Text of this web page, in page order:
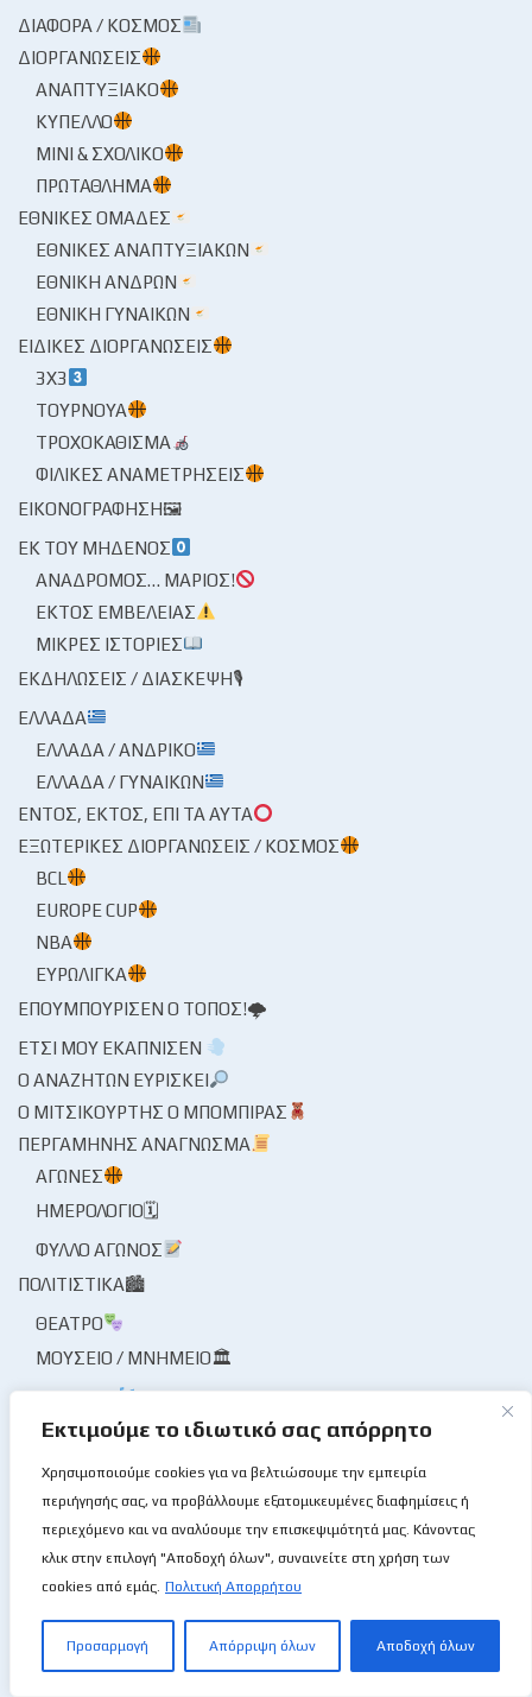
Εκτιμούμε το ιδιωτικό σας απόρρητο
Χρησιμοποιούμε cookies για να βελτιώσουμε την εμπειρία
περιήγησής σας, να προβάλλουμε εξατομικευμένες διαφημίσεις ή
περιεχόμενο και να αναλύουμε την επισκεψιμότητά μας. Κάνοντας
κλικ στην επιλογή "Αποδοχή όλων", συναινείτε στη χρήση των
cookies από εμάς. Πολιτική Απορρήτου
Προσαρμογή Απόρριψη όλων Αποδοχή όλων
ΔΙΆΦΟΡΑ / ΚΌΣΜΟΣ
ΔΙΟΡΓΑΝΏΣΕΙΣ
ΑΝΑΠΤΥΞΙΑΚΌ
ΚΎΠΕΛΛΟ
ΜΊΝΙ & ΣΧΟΛΙΚΌ
ΠΡΩΤΆΘΛΗΜΑ
ΕΘΝΙΚΈΣ ΟΜΆΔΕΣ
ΕΘΝΙΚΈΣ ΑΝΑΠΤΥΞΙΑΚΏΝ
ΕΘΝΙΚΉ ΑΝΔΡΏΝ
ΕΘΝΙΚΉ ΓΥΝΑΙΚΏΝ
ΕΙΔΙΚΈΣ ΔΙΟΡΓΑΝΏΣΕΙΣ
3X3
ΤΟΥΡΝΟΥΆ
ΤΡΟΧΟΚΆΘΙΣΜΑ
ΦΙΛΙΚΈΣ ΑΝΑΜΕΤΡΉΣΕΙΣ
ΕΙΚΟΝΟΓΡΆΦΗΣΗ🖼
ΕΚ ΤΟΥ ΜΗΔΕΝΌΣ
ΑΝΆΔΡΟΜΟΣ… ΜΆΡΙΟΣ!
ΕΚΤΌΣ ΕΜΒΈΛΕΙΑΣ
ΜΙΚΡΈΣ ΙΣΤΟΡΊΕΣ
ΕΚΔΗΛΏΣΕΙΣ / ΔΙΆΣΚΕΨΗ🎙
ΕΛΛΆΔΑ
ΕΛΛΆΔΑ / ΑΝΔΡΙΚΌ
ΕΛΛΆΔΑ / ΓΥΝΑΙΚΏΝ
ΕΝΤΌΣ, ΕΚΤΌΣ, ΕΠΊ ΤΑ ΑΥΤΆ
ΕΞΩΤΕΡΙΚΈΣ ΔΙΟΡΓΑΝΏΣΕΙΣ / ΚΌΣΜΟΣ
BCL
EUROPE CUP
NBA
ΕΥΡΩΛΊΓΚΑ
ΕΠΟΥΜΠΟΎΡΙΣΕΝ Ο ΤΌΠΟΣ!🌩
ΈΤΣΙ ΜΟΥ ΕΚΆΠΝΙΣΕΝ
Ο ΑΝΑΖΗΤΏΝ ΕΥΡΊΣΚΕΙ
Ο ΜΙΤΣΙΚΟΥΡΤΉΣ Ο ΜΠΌΜΠΙΡΑΣ
ΠΕΡΓΑΜΗΝΉΣ ΑΝΆΓΝΩΣΜΑ
ΑΓΏΝΕΣ
ΗΜΕΡΟΛΌΓΙΟ🗓
ΦΎΛΛΟ ΑΓΏΝΟΣ
ΠΟΛΙΤΙΣΤΙΚΆ🏙
ΘΈΑΤΡΟ
ΜΟΥΣΕΊΟ / ΜΝΗΜΕΊΟ🏛
ΜΟΥΣΙΚΉ
ΠΡΌΣΩΠΑ / ΣΥΝΕΝΤΕΎΞΕΙΣ🎙
ΠΡΌΣΩΠΑ
ΣΥΝΈΝΤΕΥΞΗ🎙
ΤΟ ΜΠΆΣΚΕΤ ΜΟΥ ΤΟ ΛΛΊΟΝ
ΦΑΚΌΣ / ΜΑΓΝΗΤΟΣΚΌΠΙΟ
ΦΟΡΕΊΣ ΚΑΛΑΘΌΣΦΑΙΡΑΣ
ΔΙΑΙΤΗΣΊΑ